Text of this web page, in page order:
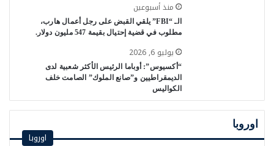
منذ أسبوعين
الـ “FBI” يلقي القبض على رجل أعمال هارب،
مطلوب في قضية إحتيال بقيمة 547 مليون دولار.
يوليو 6, 2026
“أكسيوس”: أوباما الرئيس الأكثر شعبية لدى
الديمقراطيين و”صانع الملوك” الصامت خلف
الكواليس
اوروبا
اوروبا